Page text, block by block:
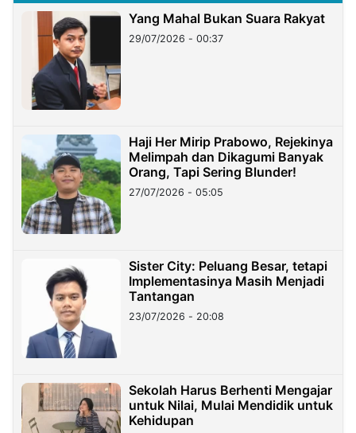
Yang Mahal Bukan Suara Rakyat
29/07/2026 - 00:37
Haji Her Mirip Prabowo, Rejekinya
Melimpah dan Dikagumi Banyak
Orang, Tapi Sering Blunder!
27/07/2026 - 05:05
Sister City: Peluang Besar, tetapi
Implementasinya Masih Menjadi
Tantangan
23/07/2026 - 20:08
Sekolah Harus Berhenti Mengajar
untuk Nilai, Mulai Mendidik untuk
Kehidupan